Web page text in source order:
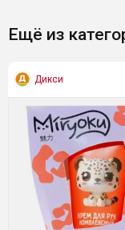
Ещё из
Дикси